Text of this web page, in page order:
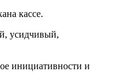
кассе.
усидчивый,
инициативности и